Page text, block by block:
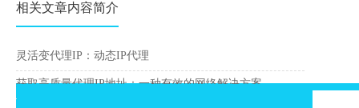
相关文章内容简介
灵活变代理IP：动态IP代理
获取高质量代理IP地址：一种有效的网络解决方案